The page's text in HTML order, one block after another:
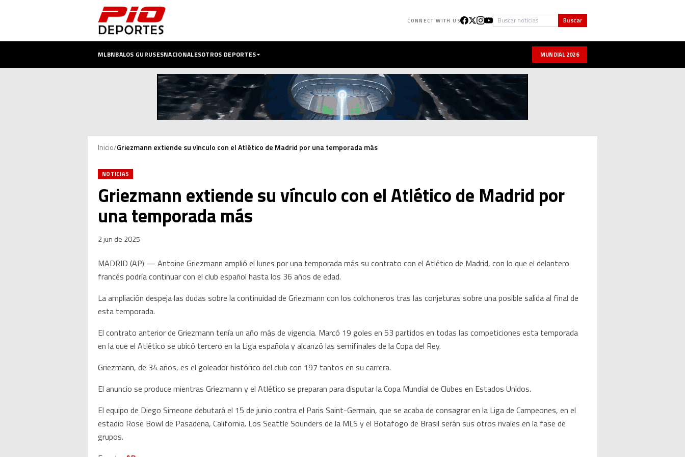
CONNECT WITH US Buscar Buscar
MLBNBALOS GURUSESNACIONALESOTROS DEPORTES MUNDIAL 2026
Inicio/Griezmann extiende su vínculo con el Atlético de Madrid por una temporada más
NOTICIAS
Griezmann extiende su vínculo con el Atlético de Madrid por
una temporada más
2 jun de 2025
MADRID (AP) — Antoine Griezmann amplió el lunes por una temporada más su contrato con el Atlético de Madrid, con lo que el delantero
francés podría continuar con el club español hasta los 36 años de edad.
La ampliación despeja las dudas sobre la continuidad de Griezmann con los colchoneros tras las conjeturas sobre una posible salida al final de
esta temporada.
El contrato anterior de Griezmann tenía un año más de vigencia. Marcó 19 goles en 53 partidos en todas las competiciones esta temporada
en la que el Atlético se ubicó tercero en la Liga española y alcanzó las semifinales de la Copa del Rey.
Griezmann, de 34 años, es el goleador histórico del club con 197 tantos en su carrera.
El anuncio se produce mientras Griezmann y el Atlético se preparan para disputar la Copa Mundial de Clubes en Estados Unidos.
El equipo de Diego Simeone debutará el 15 de junio contra el Paris Saint-Germain, que se acaba de consagrar en la Liga de Campeones, en el
estadio Rose Bowl de Pasadena, California. Los Seattle Sounders de la MLS y el Botafogo de Brasil serán sus otros rivales en la fase de
grupos.